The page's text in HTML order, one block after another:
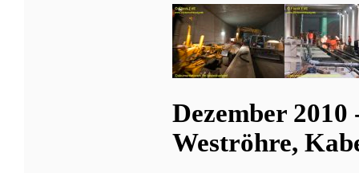
Dezember 2010
Weströhre,